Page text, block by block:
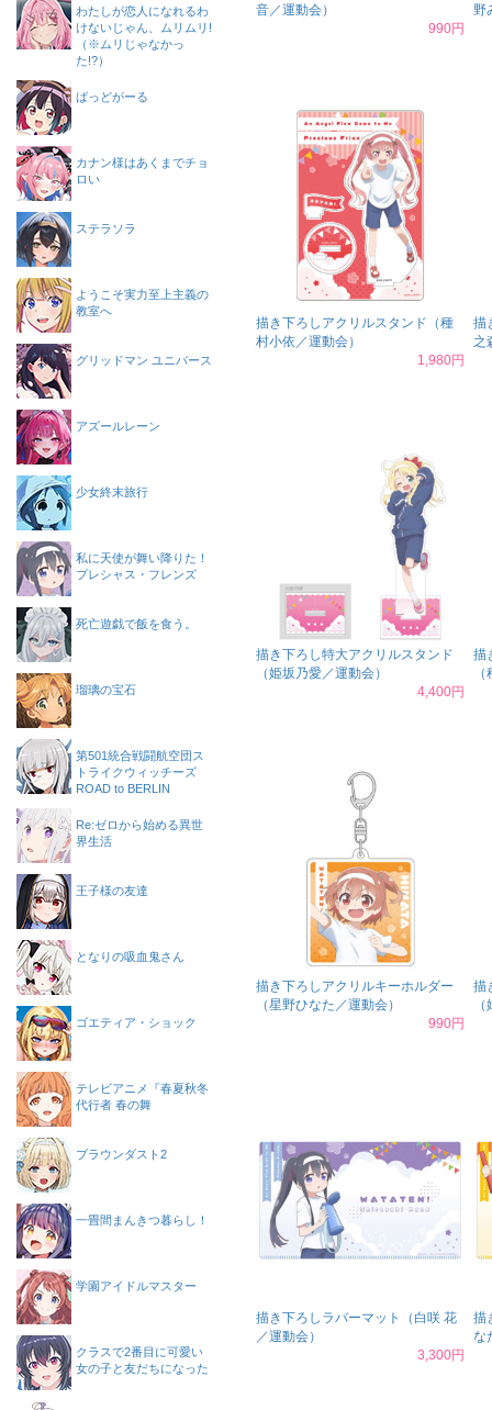
音／運動会）
990円
野
描き下ろしアクリルスタンド（種
村小依／運動会）
1,980円
描
之
描き下ろし特大アクリルスタンド
（姫坂乃愛／運動会）
4,400円
描
描き下ろしアクリルキーホルダー
（星野ひなた／運動会）
990円
描
描き下ろしラバーマット（白咲 花
／運動会）
3,300円
描
な
わたしが恋人になれるわ
けないじゃん、ムリムリ!
（※ムリじゃなかっ
た!?）
ばっどがーる
カナン様はあくまでチョ
ロい
ステラソラ
ようこそ実力至上主義の
教室へ
グリッドマン ユニバース
アズールレーン
少女終末旅行
私に天使が舞い降りた！
プレシャス・フレンズ
死亡遊戯で飯を食う。
瑠璃の宝石
第501統合戦闘航空団ス
トライクウィッチーズ
ROAD to BERLIN
Re:ゼロから始める異世
界生活
王子様の友達
となりの吸血鬼さん
ゴエティア・ショック
テレビアニメ『春夏秋冬
代行者 春の舞
ブラウンダスト2
一畳間まんきつ暮らし！
学園アイドルマスター
クラスで2番目に可愛い
女の子と友だちになった